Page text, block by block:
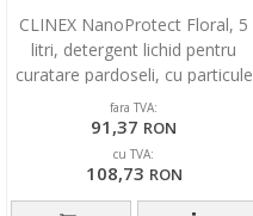
CLINEX NanoProtect Floral, 5
litri, detergent lichid pentru
curatare pardoseli, cu particule
silicon
fara TVA:
91,37 RON
cu TVA:
108,73 RON